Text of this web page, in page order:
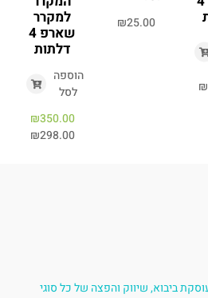
₪
₪25.00
למקרר
שארפ 4
דלתות
הוספה
לסל
₪350.00
₪298.00
ביבוא, שיווק והפצה של כל סוגי